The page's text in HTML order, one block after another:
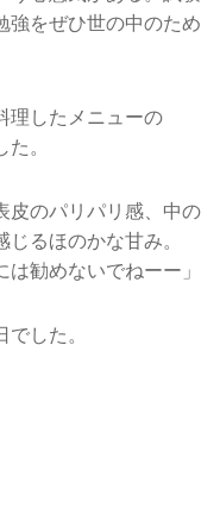
強をぜひ世の中のため
理したメニューの
。
皮のパリパリ感、中の
るほのかな甘み。
は勧めないでねーー」
した。